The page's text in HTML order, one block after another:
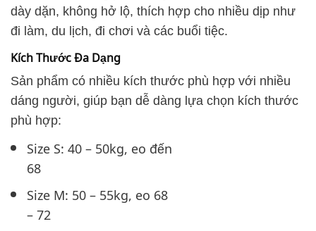
dày dặn, không hở lộ, thích hợp cho nhiều dịp như
đi làm, du lịch, đi chơi và các buổi tiệc.
Kích Thước Đa Dạng
Sản phẩm có nhiều kích thước phù hợp với nhiều
dáng người, giúp bạn dễ dàng lựa chọn kích thước
phù hợp:
Size S: 40 – 50kg, eo đến
68
Size M: 50 – 55kg, eo 68
– 72